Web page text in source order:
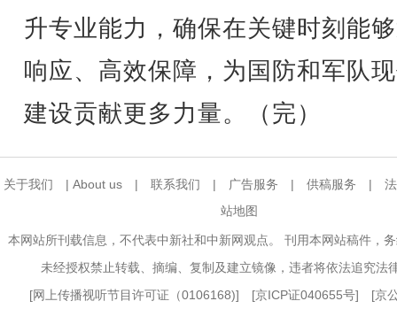
升专业能力，确保在关键时刻能
响应、高效保障，为国防和军队
建设贡献更多力量。（完）
关于我们 | About us | 联系我们 | 广告服务 | 供稿服务 |
站地图
本网站所刊载信息，不代表中新社和中新网观点。 刊用本网站稿件，
未经授权禁止转载、摘编、复制及建立镜像，违者将依法追究法
[网上传播视听节目许可证（0106168)] [京ICP证040655号] [京